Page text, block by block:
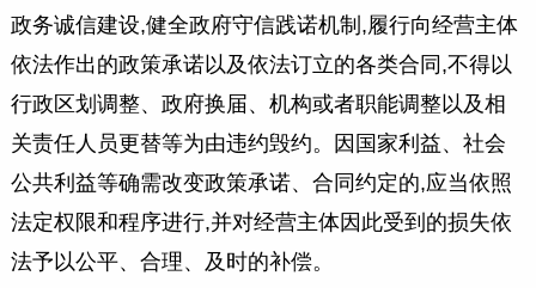
政务诚信建设,健全政府守信践诺机制,履行向经营主体
依法作出的政策承诺以及依法订立的各类合同,不得以
行政区划调整、政府换届、机构或者职能调整以及相
关责任人员更替等为由违约毁约。因国家利益、社会
公共利益等确需改变政策承诺、合同约定的,应当依照
法定权限和程序进行,并对经营主体因此受到的损失依
法予以公平、合理、及时的补偿。